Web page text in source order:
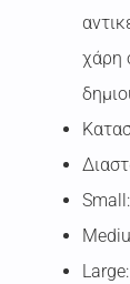
χάρη